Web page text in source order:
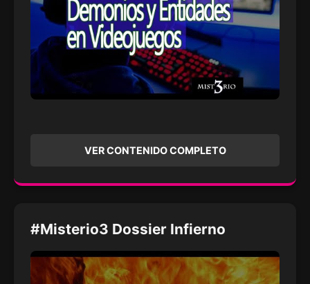
VER CONTENIDO COMPLETO
#Misterio3 Dossier Infierno